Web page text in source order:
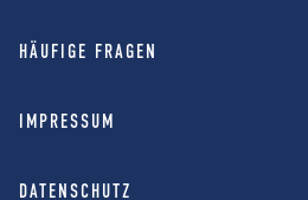
HÄUFIGE FRAGEN
IMPRESSUM
DATENSCHUTZ